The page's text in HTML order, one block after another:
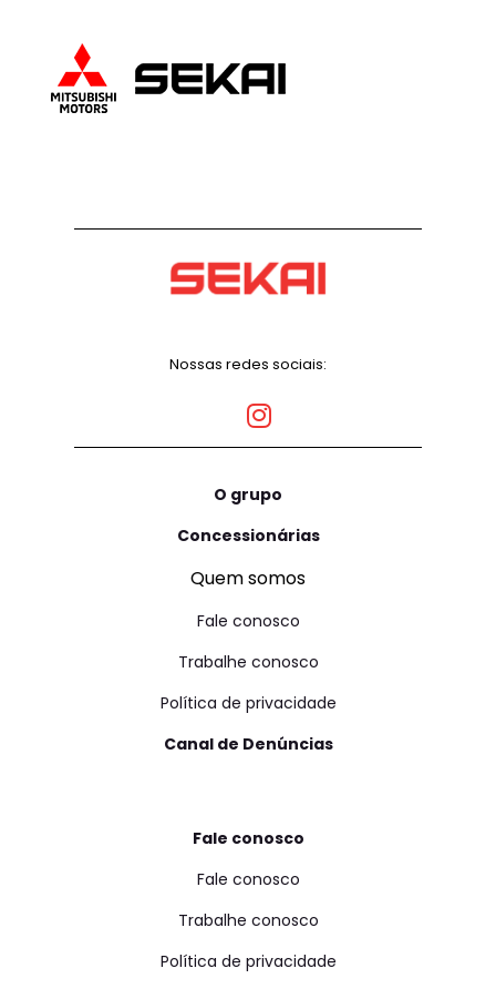
Nossas redes sociais:
O grupo
Concessionárias
Quem somos
Fale conosco
Trabalhe conosco
Política de privacidade
Canal de Denúncias
Fale conosco
Fale conosco
Trabalhe conosco
Política de privacidade